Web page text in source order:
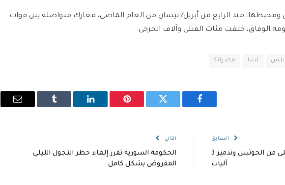
ومحيطها، منذ الرابع من أبريل/ نيسان من العام الماضي، معارك متواصلة بين قوات
الوفاق، خلفت مئات القتلى وآلاف الجرحى.
ليبيا مصراتة
فيسبوك تويتر بينتيريستلينكدإن Tumblr
البريد
السابق
اليمن.. القوات المشتركة: قتلى من الحوثيين وتدمير 3
آليات
التالي
الحكومة السورية تقرر إلغاء حظر التجول الليلي
المفروض بشكل كامل